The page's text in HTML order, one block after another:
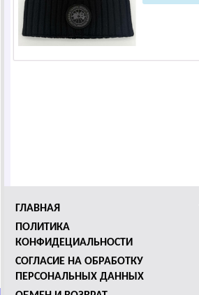
ГЛАВНАЯ
ПОЛИТИКА
КОНФИДЕЦИАЛЬНОСТИ
СОГЛАСИЕ НА ОБРАБОТКУ
ПЕРСОНАЛЬНЫХ ДАННЫХ